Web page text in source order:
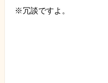
※冗談ですよ。